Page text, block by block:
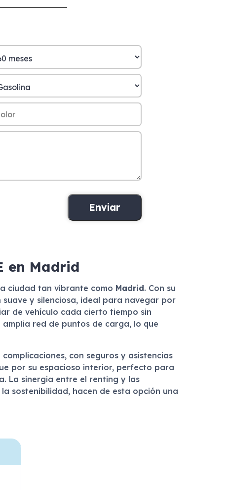
en Madrid
ciudad tan vibrante como Madrid. Con su
y silenciosa, ideal para navegar por
de vehículo cada cierto tiempo sin
red de puntos de carga, lo que
con seguros y asistencias
por su espacioso interior, perfecto para
La sinergia entre el renting y las
sostenibilidad, hacen de esta opción una